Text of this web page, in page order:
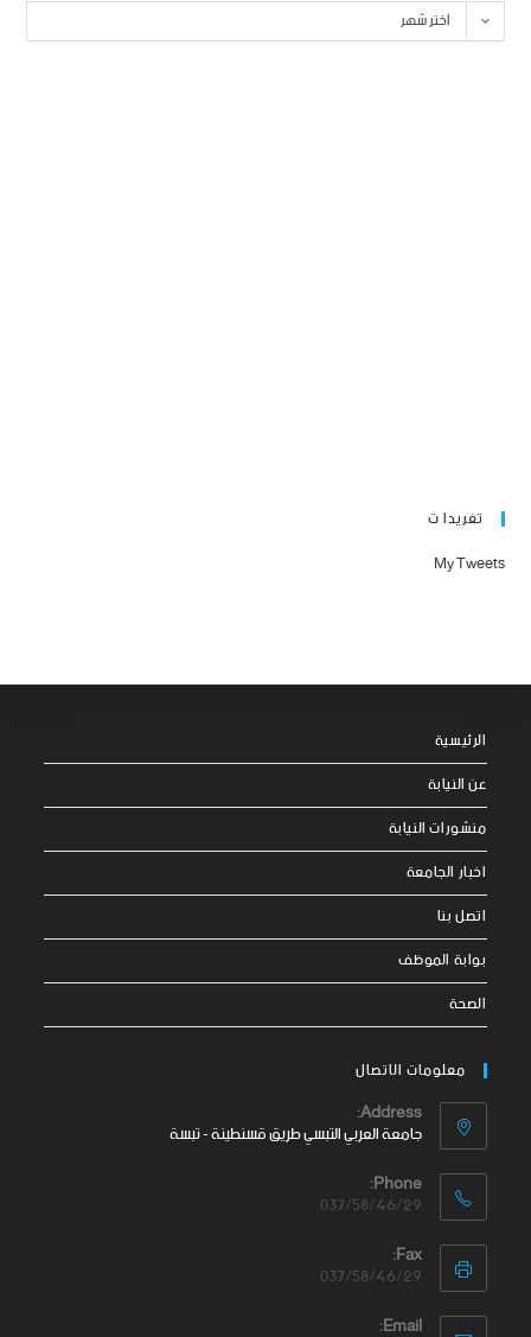
اختر شهر
تغريدا ت
My Tweets
الرئيسية
عن النيابة
منشورات النيابة
اخبار الجامعة
اتصل بنا
بوابة الموظف
الصحة
معلومات الاتصال
Address:
جامعة العربي التبسي طريق قسنطينة - تبسة
Phone:
037/58/46/29
Fax:
037/58/46/29
Email: